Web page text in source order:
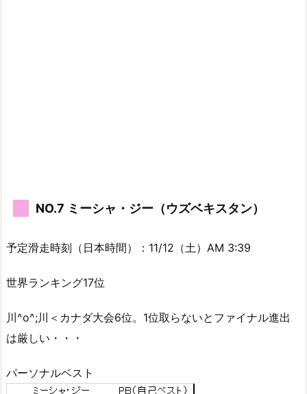
NO.7 ミーシャ・ジー（ウズベキスタン）
予定滑走時刻（日本時間）：11/12（土）AM 3:39
世界ランキング17位
川^o^;川＜カナダ大会6位。1位取らないとファイナル進出
は厳しい・・・
パーソナルベスト